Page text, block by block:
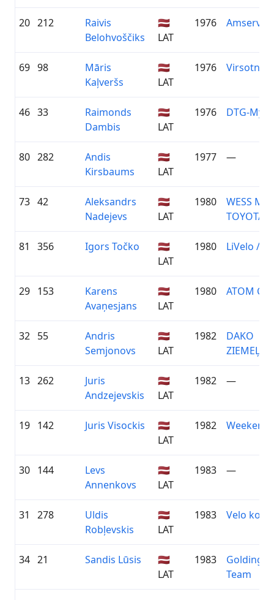
20 212
Raivis
Belohvoščiks
🇱🇻
LAT
1976 Amserv
69 98
Māris
Kaļveršs
🇱🇻
LAT
1976 Virsotne/
46 33
Raimonds
Dambis
🇱🇻
LAT
1976 DTG-
80 282
Andis
Kirsbaums
🇱🇻
LAT
1977 —
73 42
Aleksandrs
Nadejevs
🇱🇻
LAT
1980
WESS
TOYOTA
81 356 Igors Točko
🇱🇻
LAT
1980 LiVelo /
29 153
Karens
Avaņesjans
🇱🇻
LAT
1980 ATOM
32 55
Andris
Semjonovs
🇱🇻
LAT
1982
DAKO
13 262
Juris
Andzejevskis
🇱🇻
LAT
1982 —
19 142 Juris Visockis
🇱🇻
LAT
1982 Weekend
30 144
Levs
Annenkovs
🇱🇻
LAT
1983 —
31 278
Uldis
Robļevskis
🇱🇻
LAT
1983 Velo
34 21 Sandis Lūsis
🇱🇻
LAT
1983
Team